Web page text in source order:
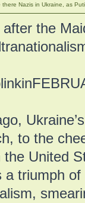
there Nazis in Ukraine, as
the
to the
the United
a triumph